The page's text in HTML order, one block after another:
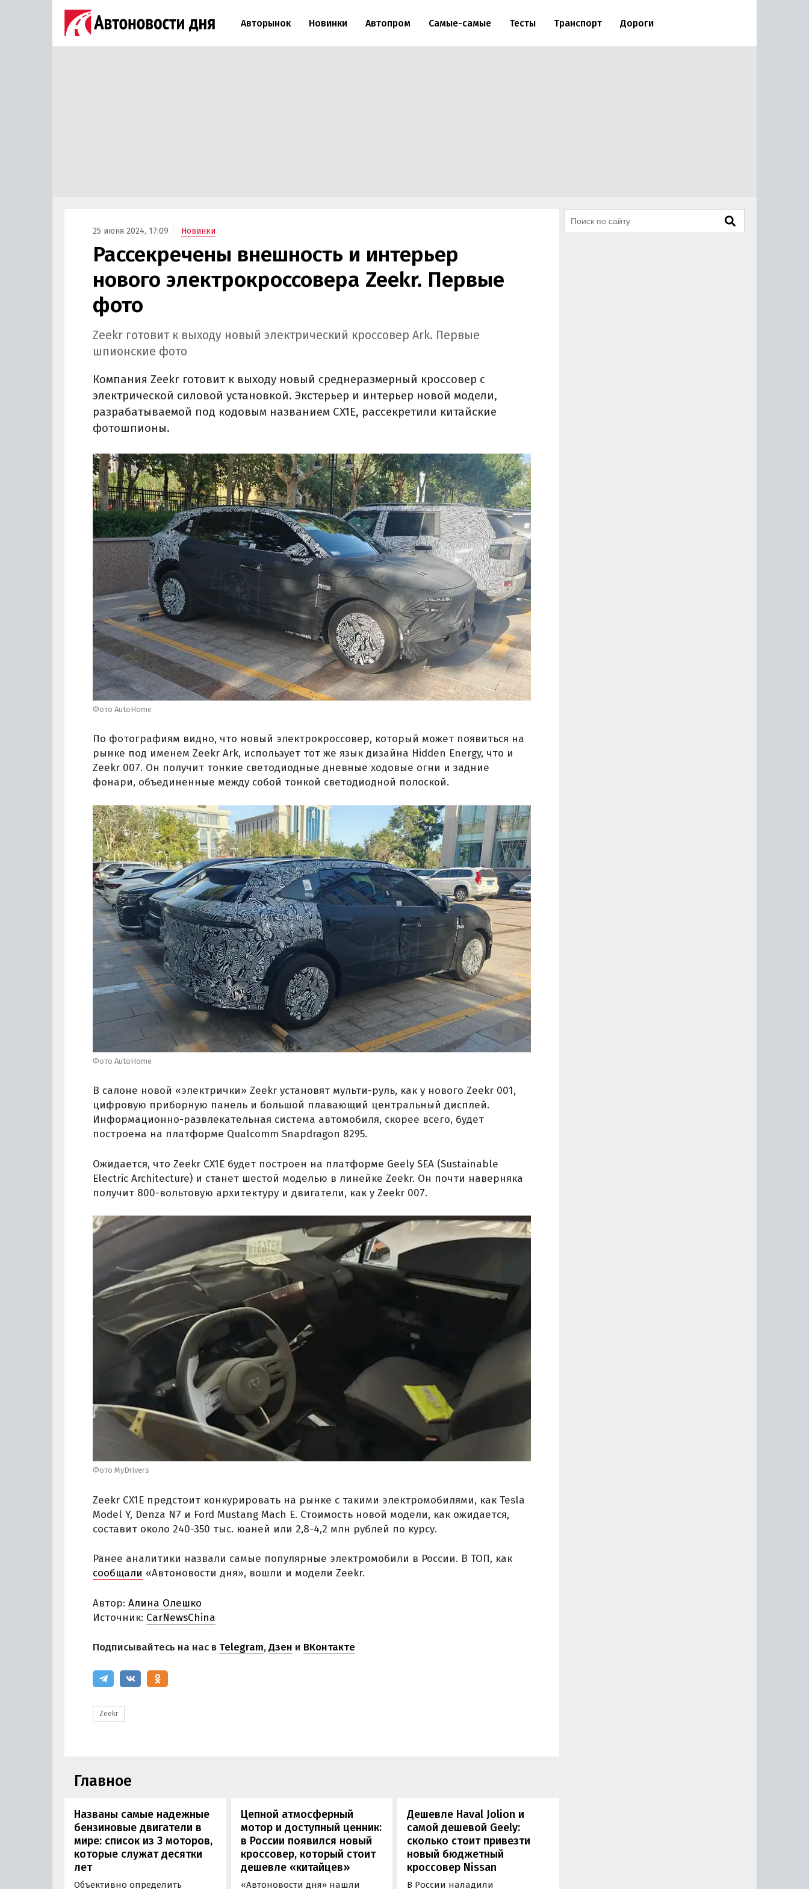
Авторынок Новинки Автопром Самые-самые Тесты Транспорт Дороги
25 июня 2024, 17:09 Новинки
Рассекречены внешность и интерьер
нового электрокроссовера Zeekr. Первые
фото
Zeekr готовит к выходу новый электрический кроссовер Ark. Первые
шпионские фото
Компания Zeekr готовит к выходу новый среднеразмерный кроссовер с
электрической силовой установкой. Экстерьер и интерьер новой модели,
разрабатываемой под кодовым названием CX1E, рассекретили китайские
фотошпионы.
Фото AutoHome
По фотографиям видно, что новый электрокроссовер, который может появиться на
рынке под именем Zeekr Ark, использует тот же язык дизайна Hidden Energy, что и
Zeekr 007. Он получит тонкие светодиодные дневные ходовые огни и задние
фонари, объединенные между собой тонкой светодиодной полоской.
Фото AutoHome
В салоне новой «электрички» Zeekr установят мульти-руль, как у нового Zeekr 001,
цифровую приборную панель и большой плавающий центральный дисплей.
Информационно-развлекательная система автомобиля, скорее всего, будет
построена на платформе Qualcomm Snapdragon 8295.
Ожидается, что Zeekr CX1E будет построен на платформе Geely SEA (Sustainable
Electric Architecture) и станет шестой моделью в линейке Zeekr. Он почти наверняка
получит 800-вольтовую архитектуру и двигатели, как у Zeekr 007.
Фото MyDrivers
Zeekr CX1E предстоит конкурировать на рынке с такими электромобилями, как Tesla
Model Y, Denza N7 и Ford Mustang Mach E. Стоимость новой модели, как ожидается,
составит около 240-350 тыс. юаней или 2,8-4,2 млн рублей по курсу.
Ранее аналитики назвали самые популярные электромобили в России. В ТОП, как
сообщали «Автоновости дня», вошли и модели Zeekr.
Автор: Алина Олешко
Источник: CarNewsChina
Подписывайтесь на нас в Telegram,Дзен и ВКонтакте
Zeekr
Главное
Названы самые надежные
бензиновые двигатели в
мире: список из 3 моторов,
которые служат десятки
лет
Объективно определить
Цепной атмосферный
мотор и доступный ценник:
в России появился новый
кроссовер, который стоит
дешевле «китайцев»
«Автоновости дня» нашли
Дешевле Haval Jolion и
самой дешевой Geely:
сколько стоит привезти
новый бюджетный
кроссовер Nissan
В России наладили